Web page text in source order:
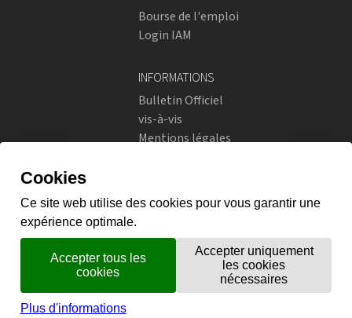
Bourse de l'emploi
Login IAM
INFORMATIONS
Bulletin Officiel
vis-à-vis
Mentions légales
Instagram
flickr